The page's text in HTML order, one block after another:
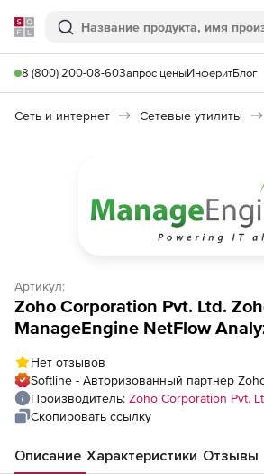
Softline
Поиск
8 (800) 200-08-60Запрос ценыИнферитБлог
Сеть и интернет Сетевые утилиты
Артикул:
Zoho Corporation Pvt. Ltd.
ManageEngine NetFlow
Perpetual Model Annual), fee
Interfaces Pack with 2 Users
Нет отзывов
Softline - Авторизованный партнер
Производитель: Zoho Corporation Pvt.
Скопировать ссылку
Описание Характеристики Отзывы